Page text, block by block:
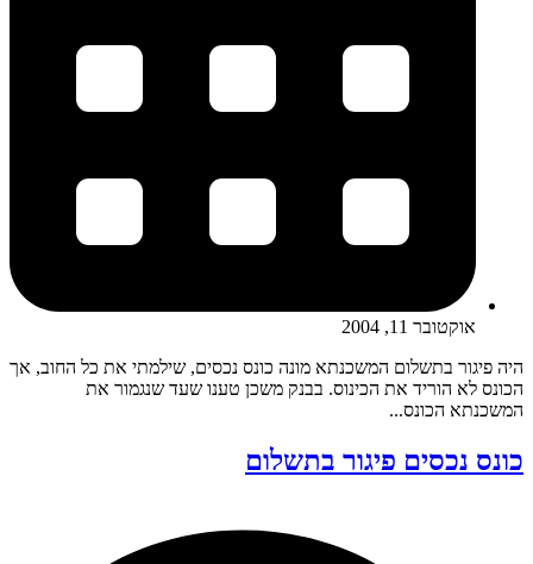
אוקטובר 11, 2004
היה פיגור בתשלום המשכנתא מונה כונס נכסים, שילמתי את כל החוב, אך
הכונס לא הוריד את הכינוס. בבנק משכן טענו שעד שנגמור את
המשכנתא הכונס...
כונס נכסים פיגור בתשלום